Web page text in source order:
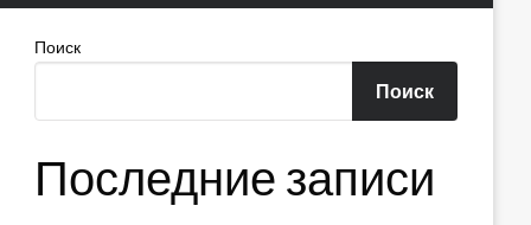
Поиск
Поиск
Последние записи